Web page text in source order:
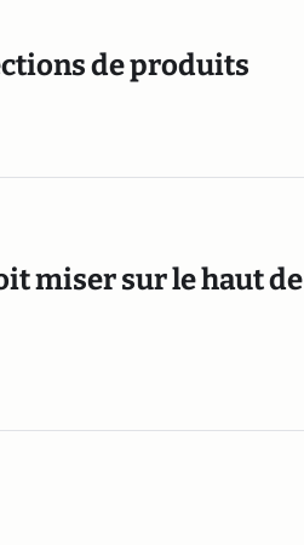
de produits
miser sur le haut de